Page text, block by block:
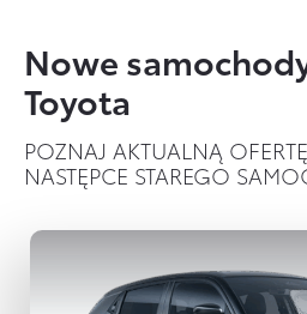
Nowe
Toyota
POZNAJ AKTUALNĄ
NASTĘPCE STAREGO